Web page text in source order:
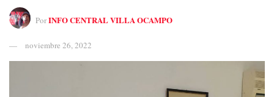
PorINFO CENTRAL VILLA OCAMPO
noviembre 26, 2022